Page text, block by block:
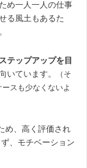
め一人一人の仕事
る風土もあるた
テップアップを目
いています。
（そ
スも少なくないよ
め、高く評価され
、モチベーション